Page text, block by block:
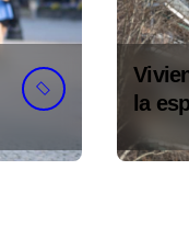
la
da